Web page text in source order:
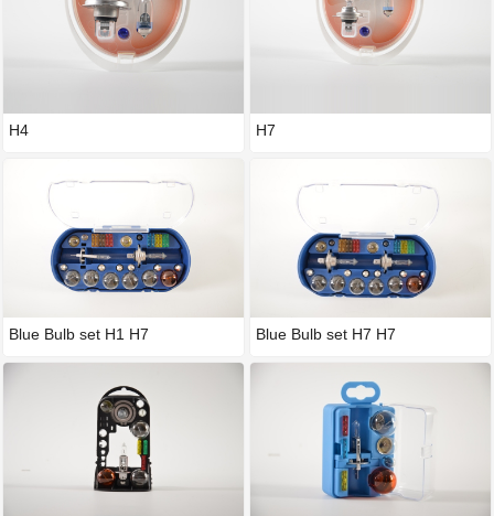
H4
Blue Bulb set H1 H7
H7
Blue Bulb set H7 H7